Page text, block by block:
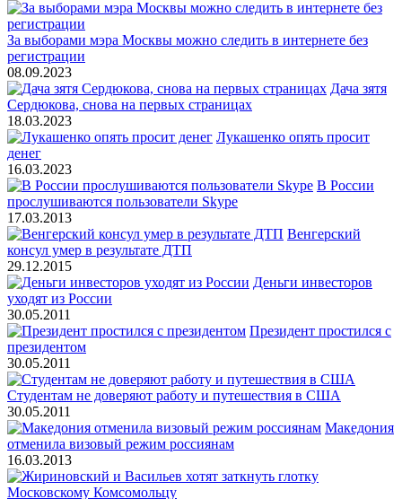
За выборами мэра Москвы можно следить в интернете без
регистрации
08.09.2023
Дача зятя
Сердюкова, снова на первых страницах
18.03.2023
Лукашенко опять просит
денег
16.03.2023
В России
прослушиваются пользователи Skype
17.03.2013
Венгерский
консул умер в результате ДТП
29.12.2015
Деньги инвесторов
уходят из России
30.05.2011
Президент простился с
президентом
30.05.2011
Студентам не доверяют работу и путешествия в США
30.05.2011
Македония
отменила визовый режим россиянам
16.03.2013